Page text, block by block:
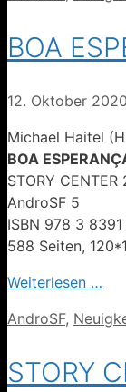
BOA
12. Oktober 2020
Michael Haitel
BOA
STORY CENTER
AndroSF 5
ISBN 978 3
588 Seiten,
Weiterlesen …
Kategorien
AndroSF,
STORY